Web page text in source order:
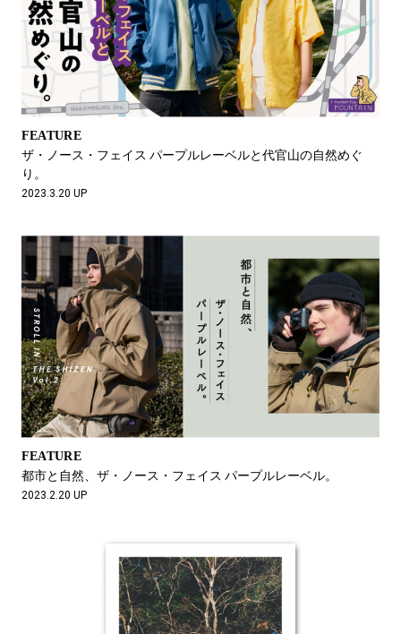
FEATURE
ザ・ノース・フェイス パープルレーベルと代官山の自然めぐ
り。
2023.3.20 UP
FEATURE
都市と自然、ザ・ノース・フェイス パープルレーベル。
2023.2.20 UP